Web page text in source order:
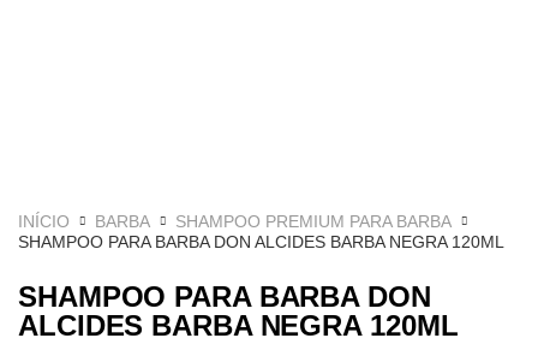
INÍCIO BARBA
SHAMPOO PREMIUM PARA BARBA
SHAMPOO PARA BARBA DON ALCIDES BARBA NEGRA 120ML
SHAMPOO PARA BARBA DON
ALCIDES BARBA NEGRA 120ML